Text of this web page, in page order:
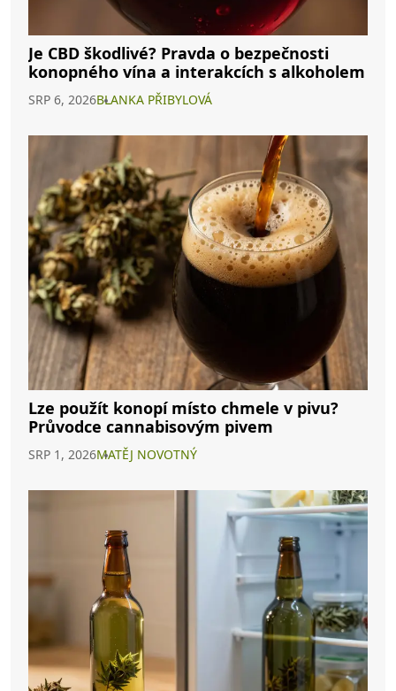
Je CBD škodlivé? Pravda o bezpečnosti
konopného vína a interakcích s alkoholem
SRP 6, 2026BLANKA PŘIBYLOVÁ
Lze použít konopí místo chmele v pivu?
Průvodce cannabisovým pivem
SRP 1, 2026MATĚJ NOVOTNÝ